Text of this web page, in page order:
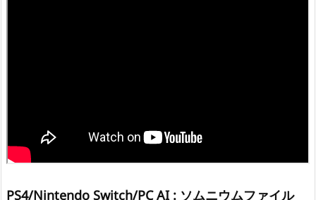
PS4/Nintendo Switch/PC AI : ソムニウムファイル